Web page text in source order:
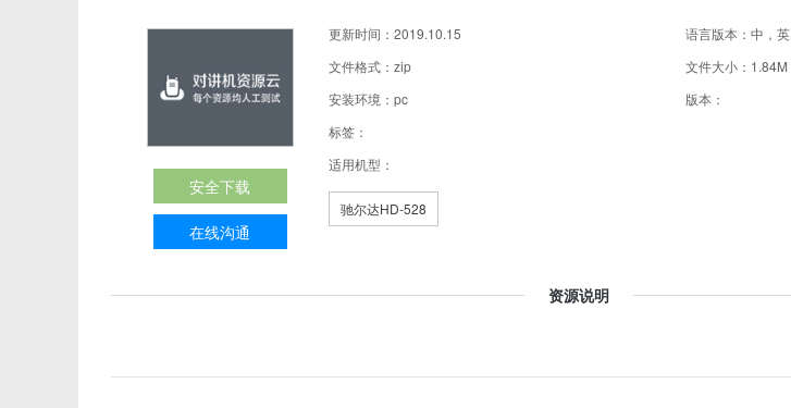
安全下载
在线沟通
更新时间：2019.10.15
语言版本：中，英
文件格式：zip
文件大小：1.84M
安装环境：pc
版本：
标签：
适用机型：
驰尔达HD-528
资源说明